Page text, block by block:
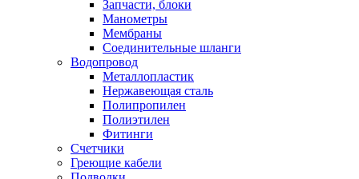
Запчасти, блоки
Манометры
Мембраны
Соединительные шланги
Водопровод
Металлопластик
Нержавеющая сталь
Полипропилен
Полиэтилен
Фитинги
Счетчики
Греющие кабели